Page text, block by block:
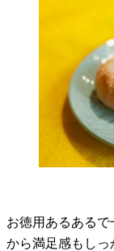
お徳用あるある
から満足感もしっ